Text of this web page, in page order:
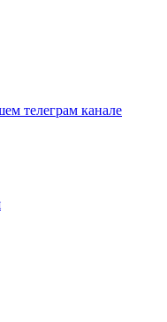
телеграм канале